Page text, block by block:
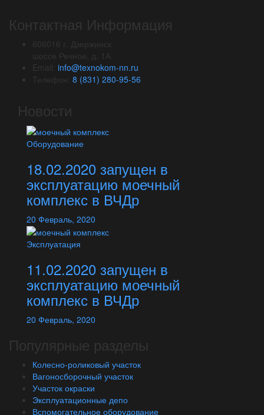
Контактная Информация
606016 г. Дзержинск
шоссе Речное, д. 1А
Email: info@texnokom-nn.ru
Телефон: 8 (831) 280-95-56
Новости
Оборудование
18.02.2020 запущен в
эксплуатацию моечный
комплекс в ВЧДр
20 Февраль, 2020
Эксплуатация
11.02.2020 запущен в
эксплуатацию моечный
комплекс в ВЧДр
20 Февраль, 2020
Популярные разделы
Колесно-роликовый участок
Вагоносборочный участок
Участок окраски
Эксплуатационные депо
Вспомогательное оборудование